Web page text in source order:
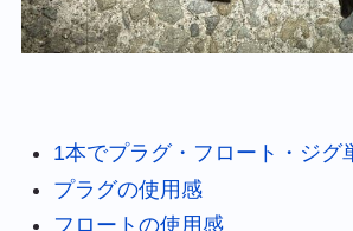
1本でプラグ・フロート・ジ
プラグの使用感
フロートの使用感